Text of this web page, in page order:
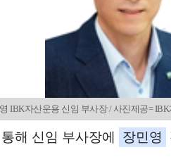
IBK자산운용 신임 부사장 / 사진제공=
해 신임 부사장에 장민영